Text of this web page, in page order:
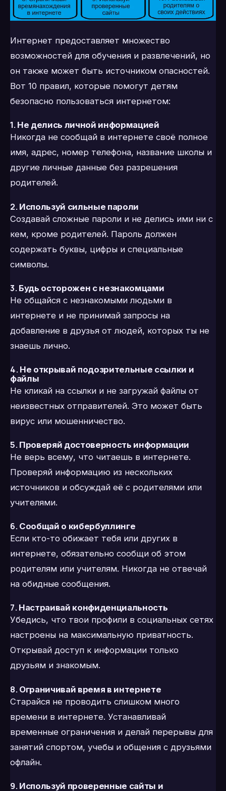
Интернет предоставляет множество
возможностей для обучения и развлечений, но
он также может быть источником опасностей.
Вот 10 правил, которые помогут детям
безопасно пользоваться интернетом:
1. Не делись личной информацией
Никогда не сообщай в интернете своё полное
имя, адрес, номер телефона, название школы и
другие личные данные без разрешения
родителей.
2. Используй сильные пароли
Создавай сложные пароли и не делись ими ни с
кем, кроме родителей. Пароль должен
содержать буквы, цифры и специальные
символы.
3. Будь осторожен с незнакомцами
Не общайся с незнакомыми людьми в
интернете и не принимай запросы на
добавление в друзья от людей, которых ты не
знаешь лично.
4. Не открывай подозрительные ссылки и
файлы
Не кликай на ссылки и не загружай файлы от
неизвестных отправителей. Это может быть
вирус или мошенничество.
5. Проверяй достоверность информации
Не верь всему, что читаешь в интернете.
Проверяй информацию из нескольких
источников и обсуждай её с родителями или
учителями.
6. Сообщай о кибербуллинге
Если кто-то обижает тебя или других в
интернете, обязательно сообщи об этом
родителям или учителям. Никогда не отвечай
на обидные сообщения.
7. Настраивай конфиденциальность
Убедись, что твои профили в социальных сетях
настроены на максимальную приватность.
Открывай доступ к информации только
друзьям и знакомым.
8. Ограничивай время в интернете
Старайся не проводить слишком много
времени в интернете. Устанавливай
временные ограничения и делай перерывы для
занятий спортом, учебы и общения с друзьями
офлайн.
9. Используй проверенные сайты и